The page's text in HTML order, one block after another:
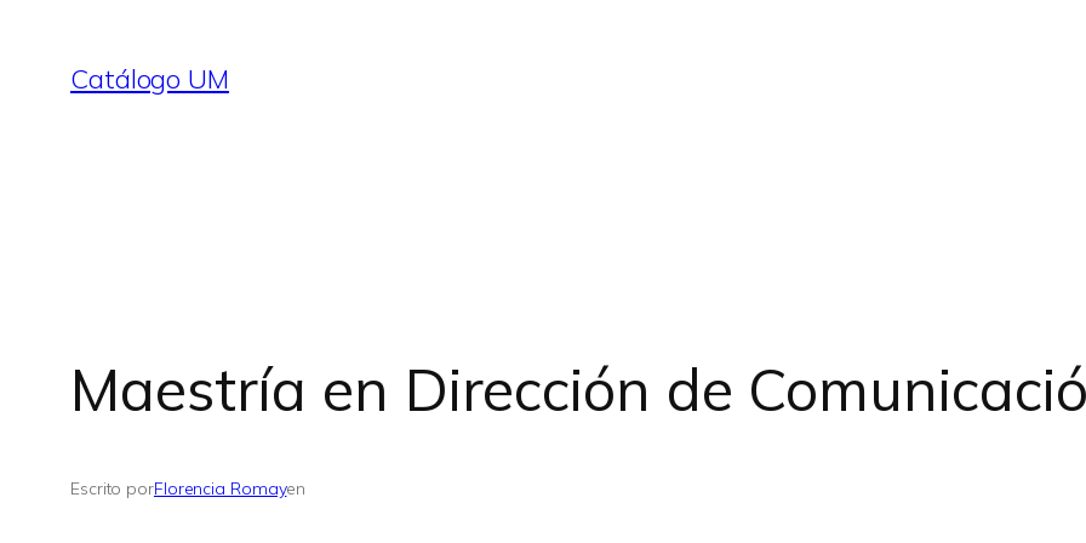
contenido
Catálogo UM
Maestría en Dirección de
Escrito porFlorencia Romayen